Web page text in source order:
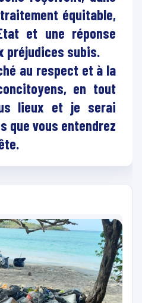
équitable,
et une réponse
préjudices subis.
au respect et à la
en tout
lieux et je serai
que vous entendrez